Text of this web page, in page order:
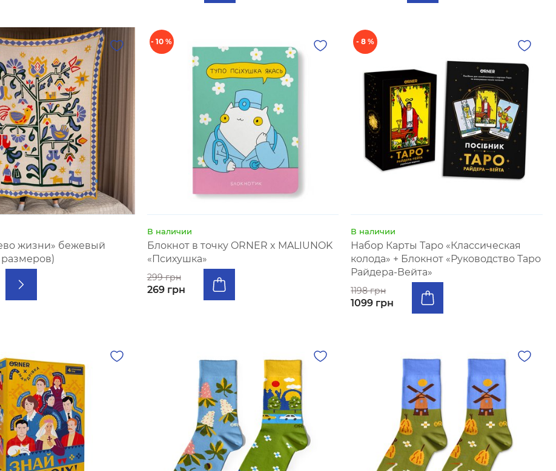
жизни» бежевый
размеров)
- 10 %
В наличии
Блокнот в точку ORNER x MALIUNOK
«Психушка»
299 грн
269 грн
- 8 %
В наличии
Набор Карты Таро «Классическая
колода» + Блокнот «Руководство Таро
Райдера-Вейта»
1198 грн
1099 грн